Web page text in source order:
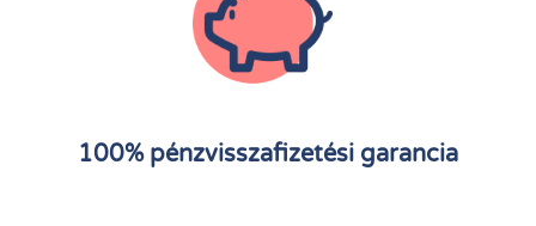
100% pénzvisszafizetési garancia